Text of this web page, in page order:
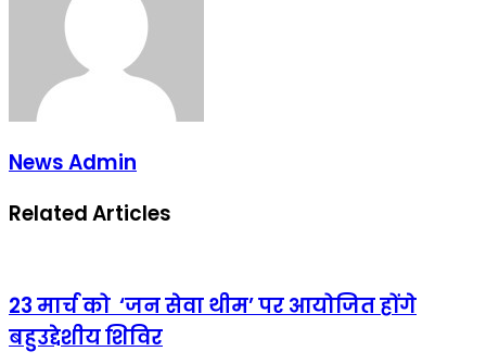
News Admin
Related Articles
23 मार्च को ‘जन सेवा थीम’ पर आयोजित होंगे
बहुउद्देशीय शिविर